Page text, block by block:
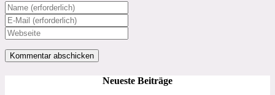
Gib
deinen
Namen
oder
Benutzernamen
zum
Gib
deine
E-
Mail-
Adresse
Gib
deine
Website-
URL
Neueste Beiträge